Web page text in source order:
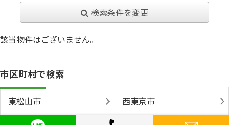
検索条件を変更
該当物件はございません。
市区町村で検索
東松山市 西東京市